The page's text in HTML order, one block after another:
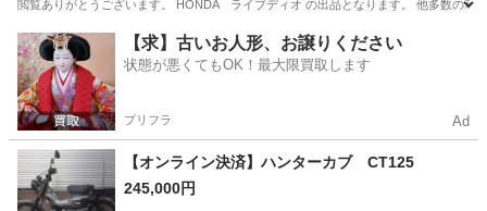
閲覧ありがとうございます。 HONDA ライブディオ の出品となります。 他多数の車
千葉 柏市 バイク ライブディオ
【求】古いお人形、お譲りください
状態が悪くてもOK！最大限買取します
プリフラ Ad
【オンライン決済】ハンターカブ CT125
245,000円